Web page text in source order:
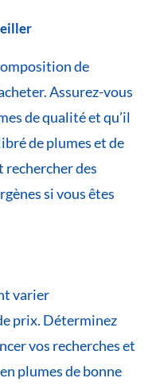
de
Assurez-vous
de qualité et qu’il
de plumes et de
rechercher des
si vous êtes
varier
prix. Déterminez
vos recherches et
plumes de bonne